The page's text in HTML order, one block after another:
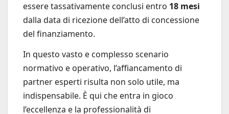
essere tassativamente conclusi entro 18 mesi
dalla data di ricezione dell’atto di concessione
del finanziamento.
In questo vasto e complesso scenario
normativo e operativo, l’affiancamento di
partner esperti risulta non solo utile, ma
indispensabile. È qui che entra in gioco
l’eccellenza e la professionalità di